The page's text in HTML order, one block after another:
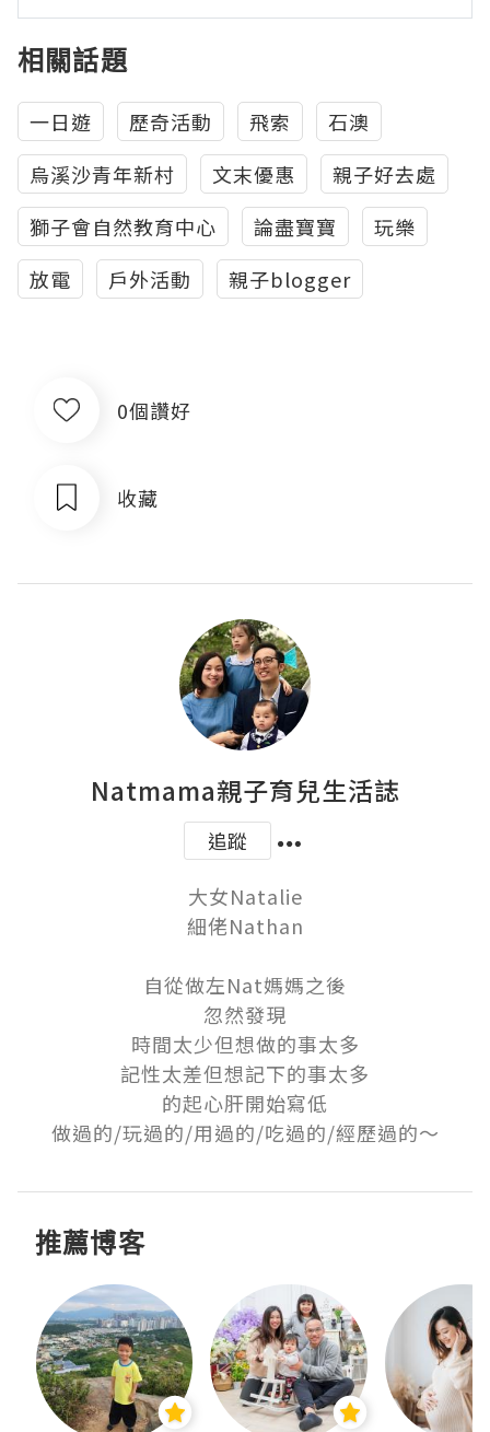
相關話題
一日遊 歷奇活動 飛索
石澳
烏溪沙青年新村
文末優惠
親子好去處
獅子會自然教育中心
論盡寶寶
玩樂
放電
戶外活動 親子blogger
0個讚好
收藏
Natmama親子育兒生活誌
追蹤
大女Natalie
細佬Nathan
自從做左Nat媽媽之後
忽然發現
時間太少但想做的事太多
記性太差但想記下的事太多
的起心肝開始寫低
做過的/玩過的/用過的/吃過的/經歷過的～
推薦博客